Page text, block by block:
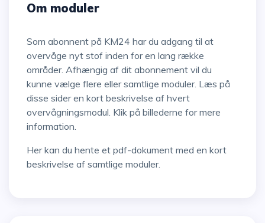
Om moduler
Som abonnent på KM24 har du adgang til at
overvåge nyt stof inden for en lang række
områder. Afhængig af dit abonnement vil du
kunne vælge flere eller samtlige moduler. Læs på
disse sider en kort beskrivelse af hvert
overvågningsmodul. Klik på billederne for mere
information.
Her kan du hente et pdf-dokument med en kort
beskrivelse af samtlige moduler.